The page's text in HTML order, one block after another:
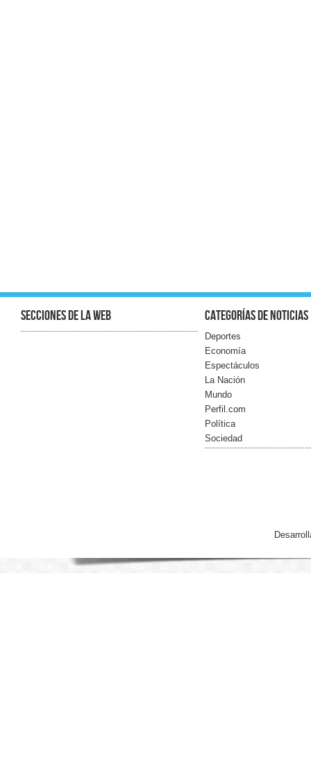
Secciones de la web Categorías de noticias
Deportes
Economía
Espectáculos
La Nación
Mundo
Perfil.com
Política
Sociedad